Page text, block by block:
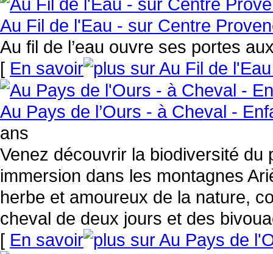
Au Fil de l'Eau - sur Centre
Au fil de l’eau ouvre ses portes
[ En savoir
Au Pays de l’Ours - à Cheval -
ans
Venez découvrir la biodiversité du
immersion dans les montagnes
herbe et amoureux de la nature,
cheval de deux jours et des
[ En savoir